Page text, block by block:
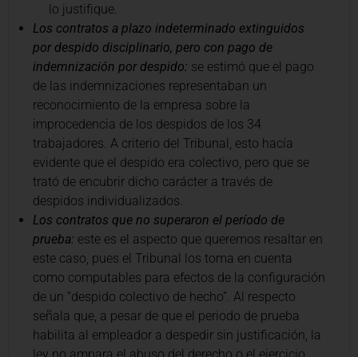
lo justifique.
Los contratos a plazo indeterminado extinguidos
por despido disciplinario, pero con pago de
indemnización por despido: se estimó que el pago
de las indemnizaciones representaban un
reconocimiento de la empresa sobre la
improcedencia de los despidos de los 34
trabajadores. A criterio del Tribunal, esto hacía
evidente que el despido era colectivo, pero que se
trató de encubrir dicho carácter a través de
despidos individualizados.
Los contratos que no superaron el período de
prueba: este es el aspecto que queremos resaltar en
este caso, pues el Tribunal los toma en cuenta
como computables para efectos de la configuración
de un “despido colectivo de hecho”. Al respecto
señala que, a pesar de que el periodo de prueba
habilita al empleador a despedir sin justificación, la
ley no ampara el abuso del derecho o el ejercicio